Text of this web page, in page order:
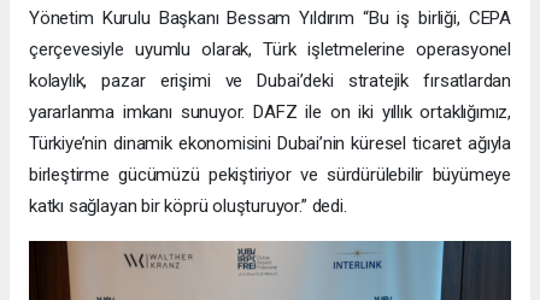
Yönetim Kurulu Başkanı Bessam Yıldırım “Bu iş birliği, CEPA
çerçevesiyle uyumlu olarak, Türk işletmelerine operasyonel
kolaylık, pazar erişimi ve Dubai’deki stratejik fırsatlardan
yararlanma imkanı sunuyor. DAFZ ile on iki yıllık ortaklığımız,
Türkiye’nin dinamik ekonomisini Dubai’nin küresel ticaret ağıyla
birleştirme gücümüzü pekiştiriyor ve sürdürülebilir büyümeye
katkı sağlayan bir köprü oluşturuyor.” dedi.